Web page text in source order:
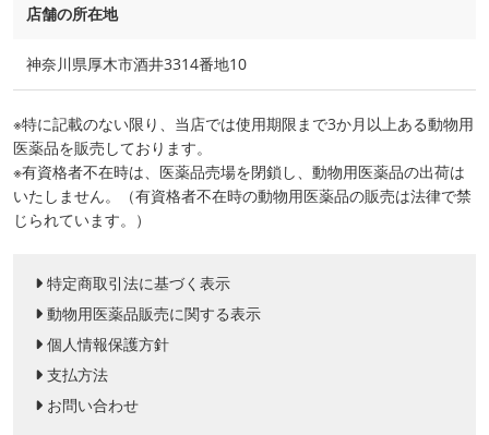
店舗の所在地
神奈川県厚木市酒井3314番地10
※特に記載のない限り、当店では使用期限まで3か月以上ある動物用
医薬品を販売しております。
※有資格者不在時は、医薬品売場を閉鎖し、動物用医薬品の出荷は
いたしません。（有資格者不在時の動物用医薬品の販売は法律で禁
じられています。）
特定商取引法に基づく表示
動物用医薬品販売に関する表示
個人情報保護方針
支払方法
お問い合わせ